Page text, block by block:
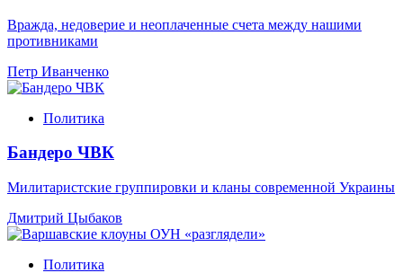
Вражда, недоверие и неоплаченные счета между нашими
противниками
Петр Иванченко
Политика
Бандеро ЧВК
Милитаристские группировки и кланы современной Украины
Дмитрий Цыбаков
Политика